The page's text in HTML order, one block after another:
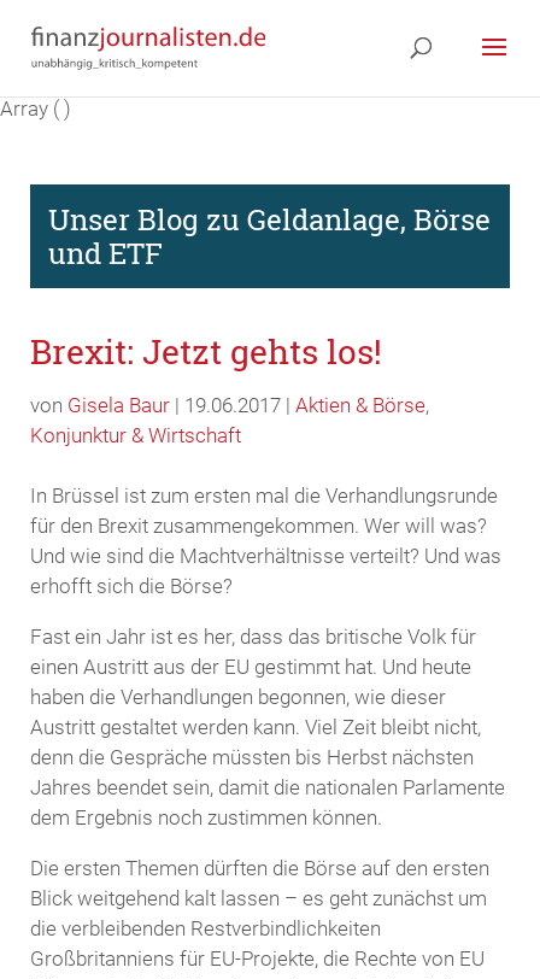
Array ( )
Unser Blog zu Geldanlage, Börse
und ETF
Brexit: Jetzt gehts los!
von Gisela Baur| 19.06.2017 | Aktien & Börse,
Konjunktur & Wirtschaft
In Brüssel ist zum ersten mal die Verhandlungsrunde
für den Brexit zusammengekommen. Wer will was?
Und wie sind die Machtverhältnisse verteilt? Und was
erhofft sich die Börse?
Fast ein Jahr ist es her, dass das britische Volk für
einen Austritt aus der EU gestimmt hat. Und heute
haben die Verhandlungen begonnen, wie dieser
Austritt gestaltet werden kann. Viel Zeit bleibt nicht,
denn die Gespräche müssten bis Herbst nächsten
Jahres beendet sein, damit die nationalen Parlamente
dem Ergebnis noch zustimmen können.
Die ersten Themen dürften die Börse auf den ersten
Blick weitgehend kalt lassen – es geht zunächst um
die verbleibenden Restverbindlichkeiten
Großbritanniens für EU-Projekte, die Rechte von EU